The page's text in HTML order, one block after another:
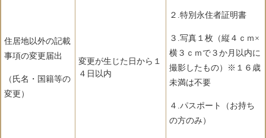
住居地以外の記載
事項の変更届出
（氏名・国籍等の
変更）
変更が生じた日から１
４日以内
２.特別永住者証明書
３.写真１枚（縦４ｃｍ×
横３ｃｍで３か月以内に
撮影したもの）※１６歳
未満は不要
４.パスポート（お持ち
の方のみ）